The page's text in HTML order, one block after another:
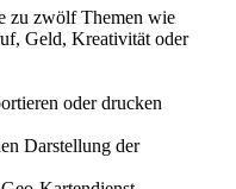
zu zwölf Themen wie
Geld, Kreativität oder
oder drucken
Darstellung der